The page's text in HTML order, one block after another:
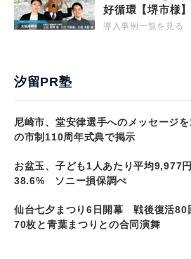
好循環【堺市様】
導入事例一覧を見る
汐留PR塾
尼崎市、堂安律選手へのメッセージ
の市制110周年式典で掲示
お盆玉、子ども1人あたり平均9,977
38.6% ソニー損保調べ
仙台七夕まつり6日開幕 戦後復活80
70枚と青葉まつりとの合同演舞